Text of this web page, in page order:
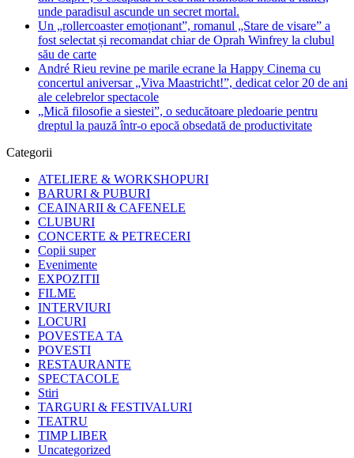
unde paradisul ascunde un secret mortal.
Un „rollercoaster emoționant”, romanul „Stare de visare” a
fost selectat și recomandat chiar de Oprah Winfrey la clubul
său de carte
André Rieu revine pe marile ecrane la Happy Cinema cu
concertul aniversar „Viva Maastricht!”, dedicat celor 20 de ani
ale celebrelor spectacole
„Mică filosofie a siestei”, o seducătoare pledoarie pentru
dreptul la pauză într-o epocă obsedată de productivitate
Categorii
ATELIERE & WORKSHOPURI
BARURI & PUBURI
CEAINARII & CAFENELE
CLUBURI
CONCERTE & PETRECERI
Copii super
Evenimente
EXPOZITII
FILME
INTERVIURI
LOCURI
POVESTEA TA
POVESTI
RESTAURANTE
SPECTACOLE
Stiri
TARGURI & FESTIVALURI
TEATRU
TIMP LIBER
Uncategorized